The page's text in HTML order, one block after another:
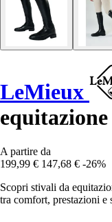
LeMieux
A partire da
199,99 € 147,68 € -26%
Scopri stivali da
tra comfort, prestazioni